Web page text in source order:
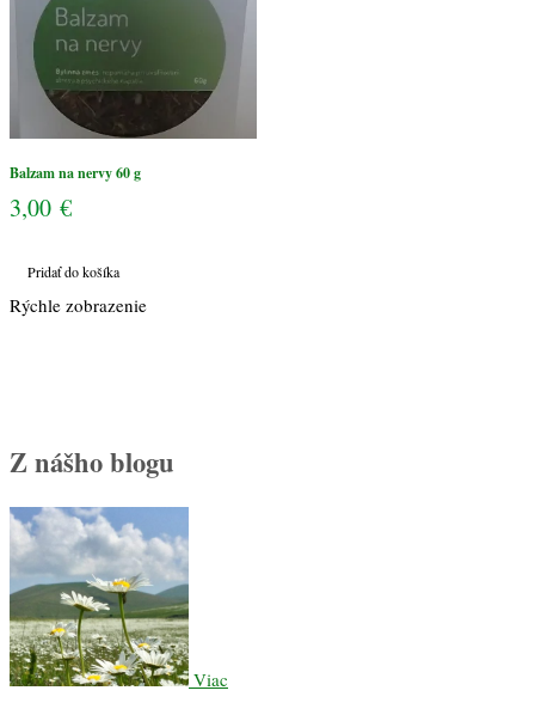
Balzam na nervy 60 g
3,00 €
Pridať do košíka
Rýchle zobrazenie
Z nášho blogu
Viac